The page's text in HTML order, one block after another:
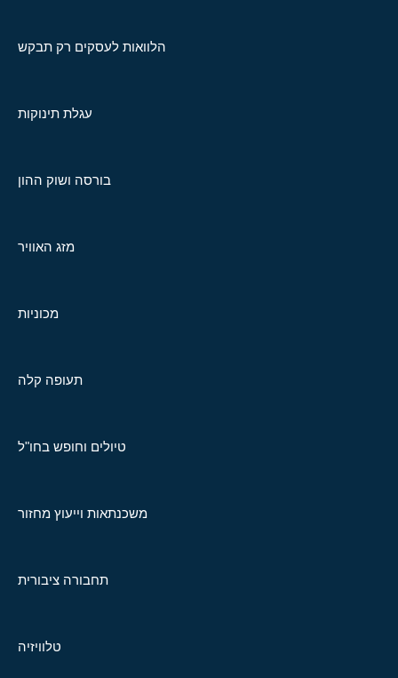
הלוואות לעסקים רק תבקש
עגלת תינוקות
בורסה ושוק ההון
מזג האוויר
מכוניות
תעופה קלה
טיולים וחופש בחו"ל
משכנתאות וייעוץ מחזור
תחבורה ציבורית
טלוויזיה